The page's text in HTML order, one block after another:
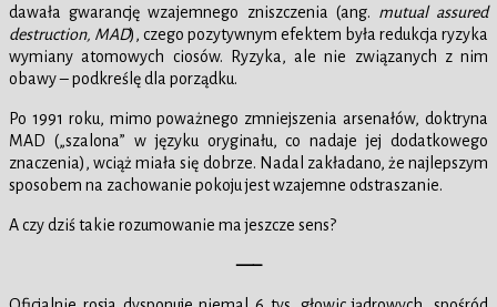
dawała gwarancję wzajemnego zniszczenia (ang. mutual assured
destruction, MAD), czego pozytywnym efektem była redukcja ryzyka
wymiany atomowych ciosów. Ryzyka, ale nie związanych z nim
obawy – podkreślę dla porządku.
Po 1991 roku, mimo poważnego zmniejszenia arsenałów, doktryna
MAD („szalona” w języku oryginału, co nadaje jej dodatkowego
znaczenia), wciąż miała się dobrze. Nadal zakładano, że najlepszym
sposobem na zachowanie pokoju jest wzajemne odstraszanie.
A czy dziś takie rozumowanie ma jeszcze sens?
—–